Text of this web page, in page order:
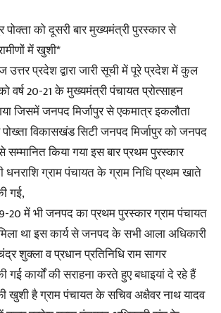
पोक्ता को दूसरी बार मुख्यमंत्री पुरस्कार से
में खुशी*
उत्तर प्रदेश द्वारा जारी सूची में पूरे प्रदेश में कुल
वर्ष 20-21 के मुख्यमंत्री पंचायत प्रोत्साहन
जिसमें जनपद मिर्जापुर से एकमात्र इकलौता
पोख्ता विकासखंड सिटी जनपद मिर्जापुर को जनपद
किया गया इस बार प्रथम पुरस्कार
ग्राम पंचायत के ग्राम निधि प्रथम खाते
गई,
20 में भी जनपद का प्रथम पुरस्कार ग्राम पंचायत
था इस कार्य से जनपद के सभी आला अधिकारी
शुक्ला व प्रधान प्रतिनिधि राम सागर
गई कार्यों की सराहना करते हुए बधाइयां दे रहे हैं
खुशी है ग्राम पंचायत के सचिव अक्षैवर नाथ यादव